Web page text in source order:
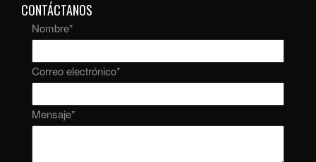
CONTÁCTANOS
Nombre*
Correo electrónico*
Mensaje*